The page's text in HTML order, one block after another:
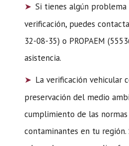
Si tienes algún
verificación, puedes
32-08-35) o PROPAEM
asistencia.
La verificación vehicular
preservación del medio
cumplimiento de las
contaminantes en tu región.